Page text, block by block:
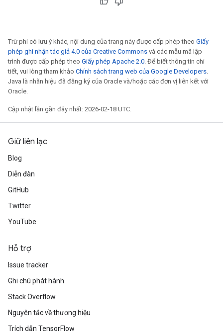
Trừ phi có lưu ý khác, nội dung của trang này được cấp phép theo Giấy
phép ghi nhận tác giả 4.0 của Creative Commons và các mẫu mã lập
trình được cấp phép theo Giấy phép Apache 2.0. Để biết thông tin chi
tiết, vui lòng tham khảo Chính sách trang web của Google Developers.
Java là nhãn hiệu đã đăng ký của Oracle và/hoặc các đơn vị liên kết với
Oracle.
Cập nhật lần gần đây nhất: 2026-02-18 UTC.
Giữ liên lạc
Blog
Diễn đàn
GitHub
Twitter
YouTube
Hỗ trợ
Issue tracker
Ghi chú phát hành
Stack Overflow
Nguyên tắc về thương hiệu
Trích dẫn TensorFlow